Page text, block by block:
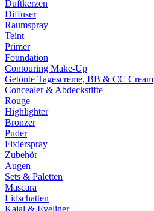
Duftkerzen
Diffuser
Raumspray
Teint
Primer
Foundation
Contouring Make-Up
Getönte Tagescreme, BB & CC Cream
Concealer & Abdeckstifte
Rouge
Highlighter
Bronzer
Puder
Fixierspray
Zubehör
Augen
Sets & Paletten
Mascara
Lidschatten
Kajal & Eyeliner